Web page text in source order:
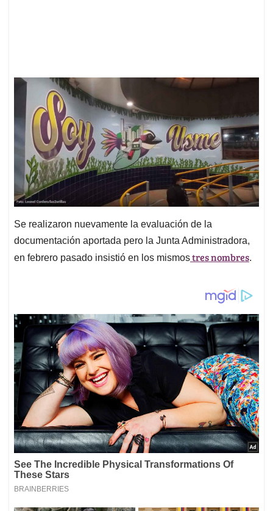
Se realizaron nuevamente la evaluación de la
documentación aportada pero la Junta Administradora,
en febrero pasado insistió en los mismostres nombres.